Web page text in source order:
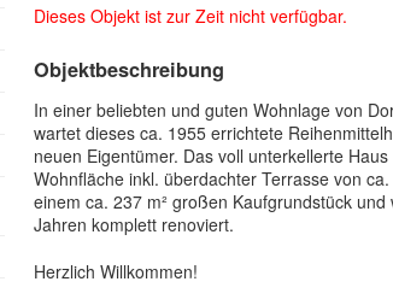
Dieses Objekt ist zur Zeit nicht verfügbar.
Objektbeschreibung
In einer beliebten und guten Wohnlage von
wartet dieses ca. 1955 errichtete
neuen Eigentümer. Das voll unterkellerte
Wohnfläche inkl. überdachter Terrasse von
einem ca. 237 m² großen Kaufgrundstück
Jahren komplett renoviert.
Herzlich Willkommen!